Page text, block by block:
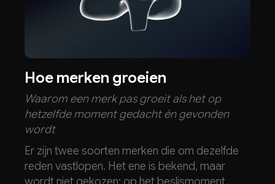
Hoe merken groeien
Waarom een merk pas groeit als het op
hetzelfde moment gedacht én gevonden
wordt
Er zijn twee soorten merken die om dezelfde
reden vastlopen. Het ene is bekend, maar